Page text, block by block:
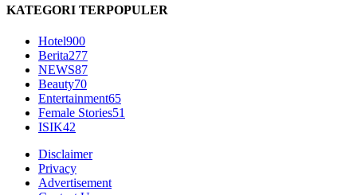
KATEGORI TERPOPULER
Hotel900
Berita277
NEWS87
Beauty70
Entertainment65
Female Stories51
ISIK42
Disclaimer
Privacy
Advertisement